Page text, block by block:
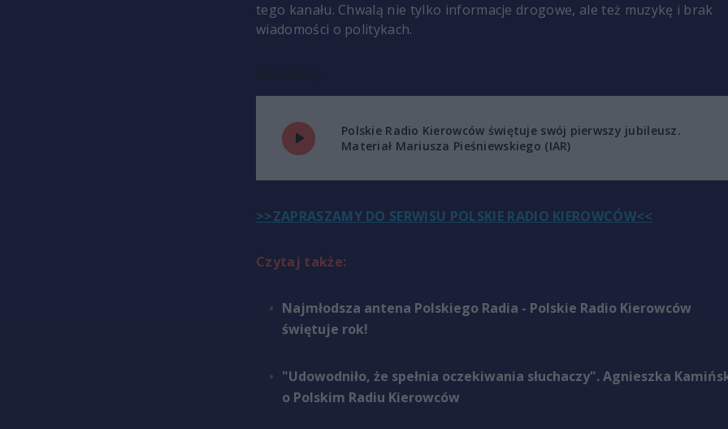
tego kanału. Chwalą nie tylko informacje drogowe, ale też muzykę i brak
wiadomości o politykach.
Polskie Radio Kierowców świętuje swój pierwszy jubileusz.
Materiał Mariusza Pieśniewskiego (IAR)
>>ZAPRASZAMY DO SERWISU POLSKIE RADIO KIEROWCÓW<<
Czytaj także:
Najmłodsza antena Polskiego Radia - Polskie Radio Kierowców
świętuje rok!
"Udowodniło, że spełnia oczekiwania słuchaczy". Agnieszka
o Polskim Radiu Kierowców